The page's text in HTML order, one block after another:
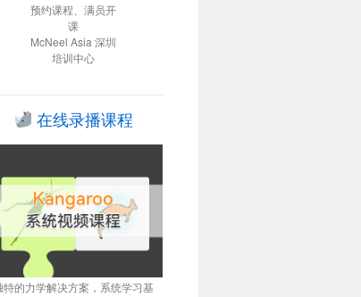
预约课程、满员开
课
McNeel Asia 深圳
培训中心
在线录播课程
特的力学解决方案，系统学习基